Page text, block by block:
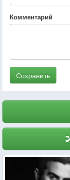
Комментарий
Сохранить